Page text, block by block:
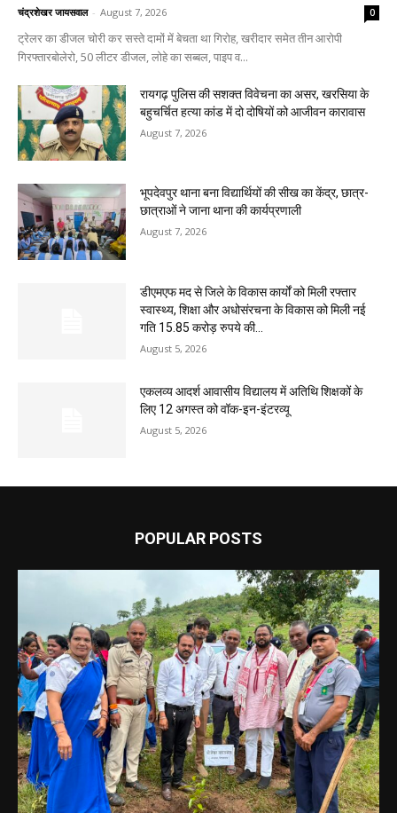
चंद्रशेखर जायसवाल - August 7, 2026 0
ट्रेलर का डीजल चोरी कर सस्ते दामों में बेचता था गिरोह, खरीदार समेत तीन आरोपी
गिरफ्तारबोलेरो, 50 लीटर डीजल, लोहे का सब्बल, पाइप व...
रायगढ़ पुलिस की सशक्त विवेचना का असर, खरसिया के
बहुचर्चित हत्या कांड में दो दोषियों को आजीवन कारावास
August 7, 2026
भूपदेवपुर थाना बना विद्यार्थियों की सीख का केंद्र, छात्र-
छात्राओं ने जाना थाना की कार्यप्रणाली
August 7, 2026
डीएमएफ मद से जिले के विकास कार्यों को मिली रफ्तार
स्वास्थ्य, शिक्षा और अधोसंरचना के विकास को मिली नई
गति 15.85 करोड़ रुपये की...
August 5, 2026
एकलव्य आदर्श आवासीय विद्यालय में अतिथि शिक्षकों के
लिए 12 अगस्त को वॉक-इन-इंटरव्यू
August 5, 2026
POPULAR POSTS